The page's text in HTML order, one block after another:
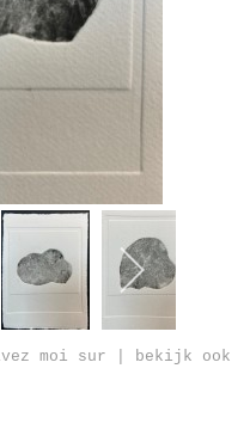
moi sur | bekijk ook